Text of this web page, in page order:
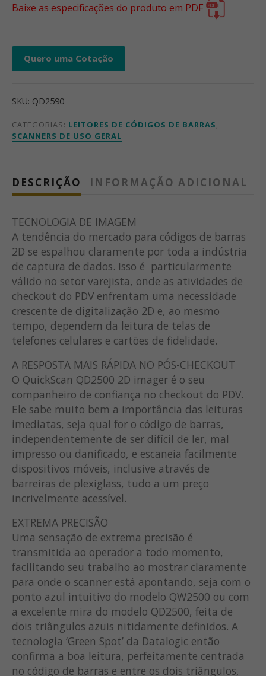
Baixe as especificações do produto em PDF
Quero uma Cotação
SKU: QD2590
CATEGORIAS: LEITORES DE CÓDIGOS DE BARRAS,
SCANNERS DE USO GERAL
DESCRIÇÃO INFORMAÇÃO ADICIONAL
TECNOLOGIA DE IMAGEM
A tendência do mercado para códigos de barras
2D se espalhou claramente por toda a indústria
de captura de dados. Isso é particularmente
válido no setor varejista, onde as atividades de
checkout do PDV enfrentam uma necessidade
crescente de digitalização 2D e, ao mesmo
tempo, dependem da leitura de telas de
telefones celulares e cartões de fidelidade.
A RESPOSTA MAIS RÁPIDA NO PÓS-CHECKOUT
O QuickScan QD2500 2D imager é o seu
companheiro de confiança no checkout do PDV.
Ele sabe muito bem a importância das leituras
imediatas, seja qual for o código de barras,
independentemente de ser difícil de ler, mal
impresso ou danificado, e escaneia facilmente
dispositivos móveis, inclusive através de
barreiras de plexiglass, tudo a um preço
incrivelmente acessível.
EXTREMA PRECISÃO
Uma sensação de extrema precisão é
transmitida ao operador a todo momento,
facilitando seu trabalho ao mostrar claramente
para onde o scanner está apontando, seja com o
ponto azul intuitivo do modelo QW2500 ou com
a excelente mira do modelo QD2500, feita de
dois triângulos azuis nitidamente definidos. A
tecnologia ‘Green Spot’ da Datalogic então
confirma a boa leitura, perfeitamente centrada
no código de barras e entre os dois triângulos,